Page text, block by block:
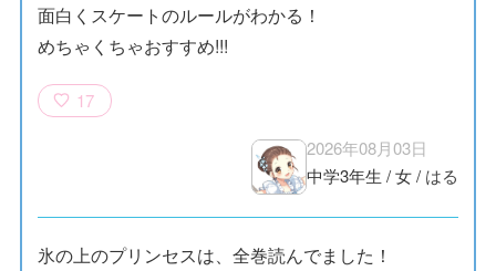
面白くスケートのルールがわかる！
めちゃくちゃおすすめ!!!
17
2026年08月03日
中学3年生 /女/ はる
氷の上のプリンセスは、全巻読んでました！